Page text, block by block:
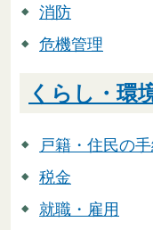
消防
危機管理
くらし・環
戸籍・住民の手
税金
就職・雇用